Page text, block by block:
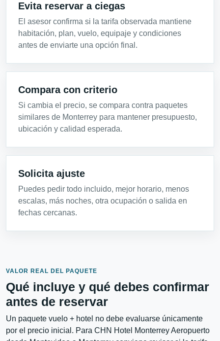
Evita reservar a ciegas
El asesor confirma si la tarifa observada mantiene
habitación, plan, vuelo, equipaje y condiciones
antes de enviarte una opción final.
Compara con criterio
Si cambia el precio, se compara contra paquetes
similares de Monterrey para mantener presupuesto,
ubicación y calidad esperada.
Solicita ajuste
Puedes pedir todo incluido, mejor horario, menos
escalas, más noches, otra ocupación o salida en
fechas cercanas.
VALOR REAL DEL PAQUETE
Qué incluye y qué debes confirmar
antes de reservar
Un paquete vuelo + hotel no debe evaluarse únicamente
por el precio inicial. Para CHN Hotel Monterrey Aeropuerto